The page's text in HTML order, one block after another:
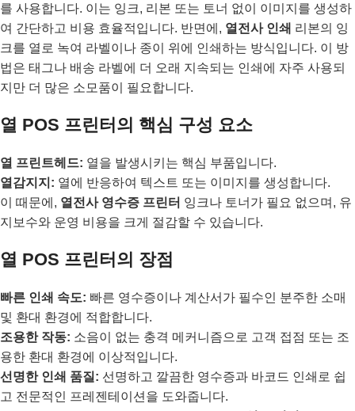
를 사용합니다. 이는 잉크, 리본 또는 토너 없이 이미지를 생성하
여 간단하고 비용 효율적입니다. 반면에, 열전사 인쇄 리본의 잉
크를 열로 녹여 라벨이나 종이 위에 인쇄하는 방식입니다. 이 방
법은 태그나 배송 라벨에 더 오래 지속되는 인쇄에 자주 사용되
지만 더 많은 소모품이 필요합니다.
열 POS 프린터의 핵심 구성 요소
열 프린트헤드: 열을 발생시키는 핵심 부품입니다.
열감지지: 열에 반응하여 텍스트 또는 이미지를 생성합니다.
이 때문에, 열전사 영수증 프린터 잉크나 토너가 필요 없으며, 유
지보수와 운영 비용을 크게 절감할 수 있습니다.
열 POS 프린터의 장점
빠른 인쇄 속도: 빠른 영수증이나 계산서가 필수인 분주한 소매
및 환대 환경에 적합합니다.
조용한 작동: 소음이 없는 충격 메커니즘으로 고객 접점 또는 조
용한 환대 환경에 이상적입니다.
선명한 인쇄 품질: 선명하고 깔끔한 영수증과 바코드 인쇄로 쉽
고 전문적인 프레젠테이션을 도와줍니다.